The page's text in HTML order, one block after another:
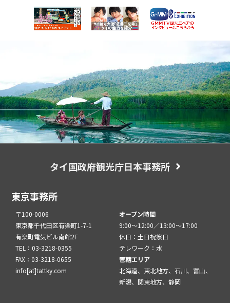
タイ国政府観光庁日本事務所
東京事務所
〒100-0006
東京都千代田区有楽町1-7-1
有楽町電気ビル南館2F
TEL：03-3218-0355
FAX：03-3218-0655
info[at]tattky.com
オープン時間
9:00～12:00／13:00～17:00
休日：土日祝祭日
テレワーク：水
管轄エリア
北海道、東北地方、石川、富山、
新潟、関東地方、静岡